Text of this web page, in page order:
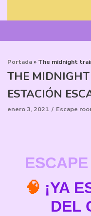
al
Portada » The midnight
THE
ESTACIÓN
enero 3, 2021 Escape
🧠 ¡YA
DEL